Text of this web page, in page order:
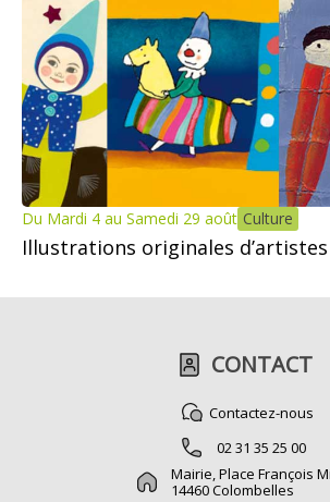
Du Mardi 4 au Samedi 29 août Culture
Illustrations originales d’artistes
CONTACT
Contactez-nous
02 31 35 25 00
Mairie, Place François
14460 Colombelles